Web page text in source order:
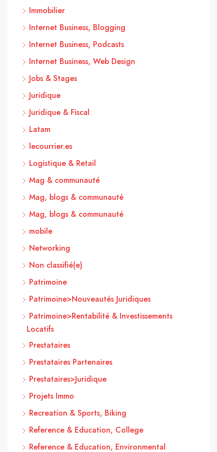
Immobilier
Internet Business, Blogging
Internet Business, Podcasts
Internet Business, Web Design
Jobs & Stages
Juridique
Juridique & Fiscal
Latam
lecourrier.es
Logistique & Retail
Mag & communauté
Mag, blogs & communauté
Mag, blogs & communauté
mobile
Networking
Non classifié(e)
Patrimoine
Patrimoine>Nouveautés Juridiques
Patrimoine>Rentabilité & Investissements
Locatifs
Prestataires
Prestataires Partenaires
Prestataires>Juridique
Projets Immo
Recreation & Sports, Biking
Reference & Education, College
Reference & Education, Environmental